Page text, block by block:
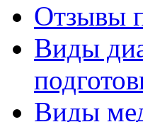
Отзывы
Виды
Виды